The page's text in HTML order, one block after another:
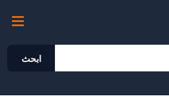
ابحث